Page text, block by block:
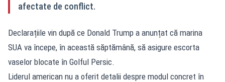
afectate de conflict.
Declarațiile vin după ce Donald Trump a anunțat că marina
SUA va începe, în această săptămână, să asigure escorta
vaselor blocate în Golful Persic.
Liderul american nu a oferit detalii despre modul concret în